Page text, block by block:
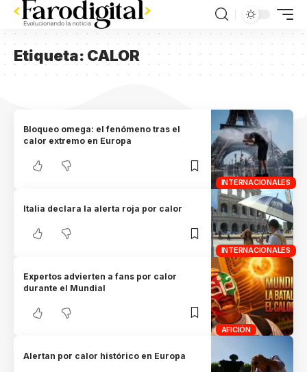
Etiqueta:CALOR
INTERNACIONALES
Bloqueo omega: el fenómeno tras el
calor extremo en Europa
INTERNACIONALES
Italia declara la alerta roja por calor
AFICIÓN
Expertos advierten a fans por calor
durante el Mundial
Alertan por calor histórico en Europa